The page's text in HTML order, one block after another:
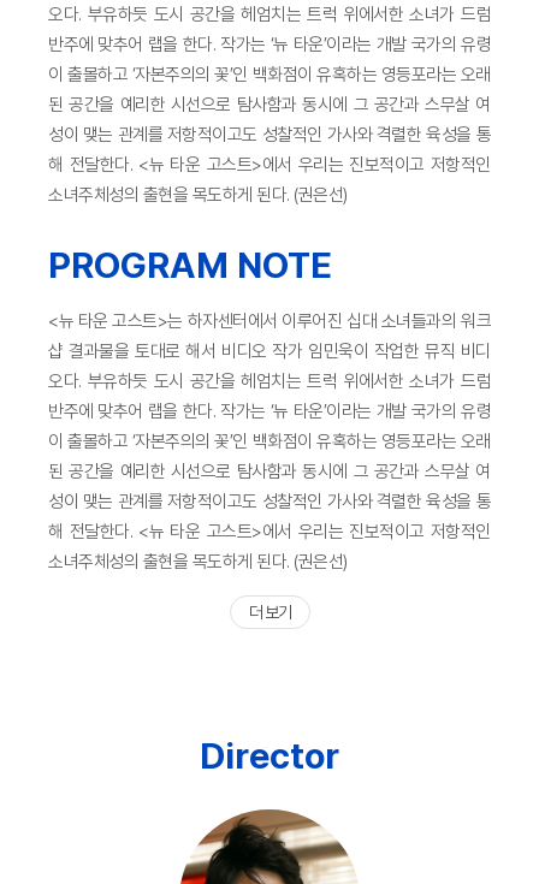
오다. 부유하듯 도시 공간을 헤엄치는 트럭 위에서한 소녀가 드럼
반주에 맞추어 랩을 한다. 작가는 ‘뉴 타운’이라는 개발 국가의 유령
이 출몰하고 ‘자본주의의 꽃’인 백화점이 유혹하는 영등포라는 오래
된 공간을 예리한 시선으로 탐사함과 동시에 그 공간과 스무살 여
성이 맺는 관계를 저항적이고도 성찰적인 가사와 격렬한 육성을 통
해 전달한다. <뉴 타운 고스트>에서 우리는 진보적이고 저항적인
소녀주체성의 출현을 목도하게 된다. (권은선)
PROGRAM NOTE
<뉴 타운 고스트>는 하자센터에서 이루어진 십대 소녀들과의 워크
샵 결과물을 토대로 해서 비디오 작가 임민욱이 작업한 뮤직 비디
오다. 부유하듯 도시 공간을 헤엄치는 트럭 위에서한 소녀가 드럼
반주에 맞추어 랩을 한다. 작가는 ‘뉴 타운’이라는 개발 국가의 유령
이 출몰하고 ‘자본주의의 꽃’인 백화점이 유혹하는 영등포라는 오래
된 공간을 예리한 시선으로 탐사함과 동시에 그 공간과 스무살 여
성이 맺는 관계를 저항적이고도 성찰적인 가사와 격렬한 육성을 통
해 전달한다. <뉴 타운 고스트>에서 우리는 진보적이고 저항적인
소녀주체성의 출현을 목도하게 된다. (권은선)
더 보기
Director